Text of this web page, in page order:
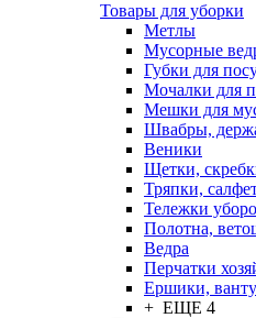
Товары для уборки
Метлы
Мусорные
Губки для
Мочалки для
Мешки для
Швабры,
Веники
Щетки,
Тряпки,
Тележки
Полотна,
Ведра
Перчатки
Ершики,
+ ЕЩЕ 4